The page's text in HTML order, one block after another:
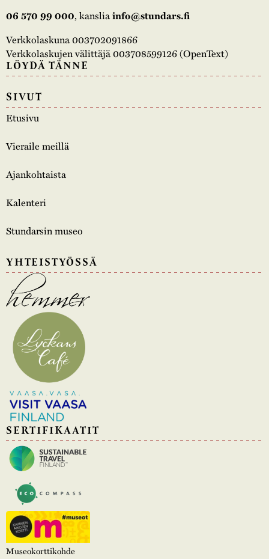
06 570 99 000, kansliainfo@stundars.fi
Verkkolaskuna 003702091866
Verkkolaskujen välittäjä 003708599126 (OpenText)
LÖYDÄ TÄNNE
SIVUT
Etusivu
Vieraile meillä
Ajankohtaista
Kalenteri
Stundarsin museo
YHTEISTYÖSSÄ
SERTIFIKAATIT
Museokorttikohde